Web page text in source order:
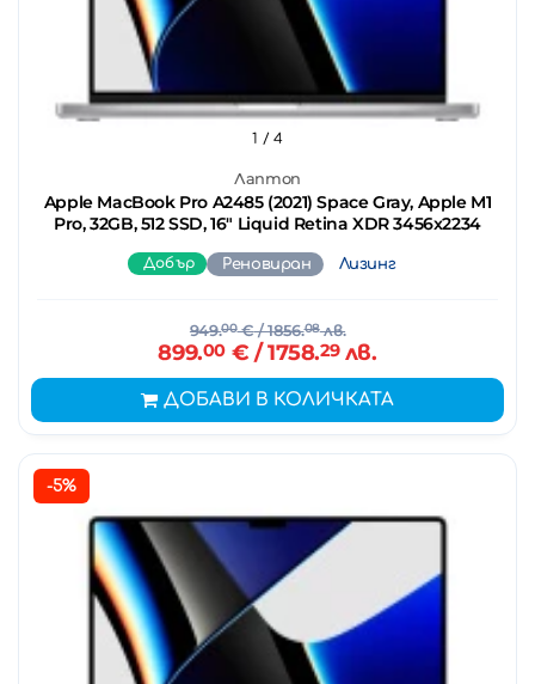
Лаптоп
Apple MacBook Pro A2485 (2021) Space Gray, Apple M1
Pro, 32GB, 512 SSD, 16" Liquid Retina XDR 3456x2234
1 / 4
Добър Реновиран Лизинг
949.00€/ 1856.08лв.
899.00€ / 1758.29лв.
ДОБАВИ В КОЛИЧКАТА
-5%